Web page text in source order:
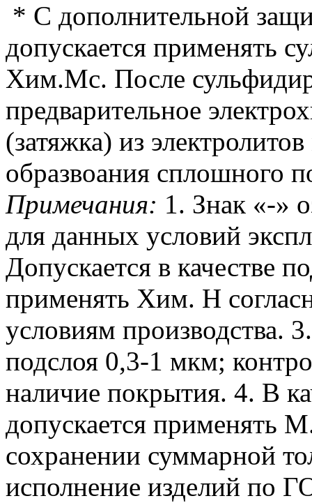
* С дополнительной
допускается применять
Хим.Мс. После
предварительное
(затяжка) из
образвоания сплошного
Примечания: 1. Знак «-»
для данных условий
Допускается в качестве
применять Хим. Н
условиям производства.
подслоя 0,3-1 мкм;
наличие покрытия. 4. В
допускается
сохранении суммарной
исполнение изделий по